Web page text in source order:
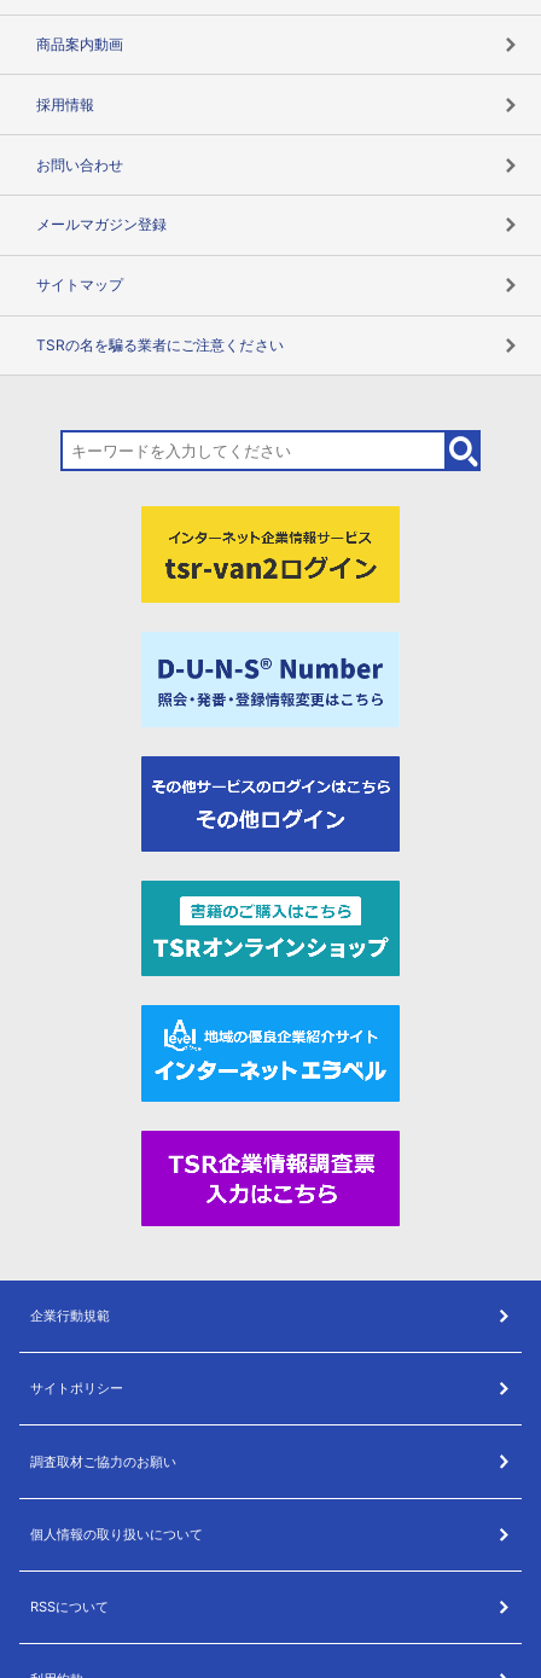
商品案内動画
採用情報
お問い合わせ
メールマガジン登録
サイトマップ
TSRの名を騙る業者にご注意ください
企業行動規範
サイトポリシー
調査取材ご協力のお願い
個人情報の取り扱いについて
RSSについて